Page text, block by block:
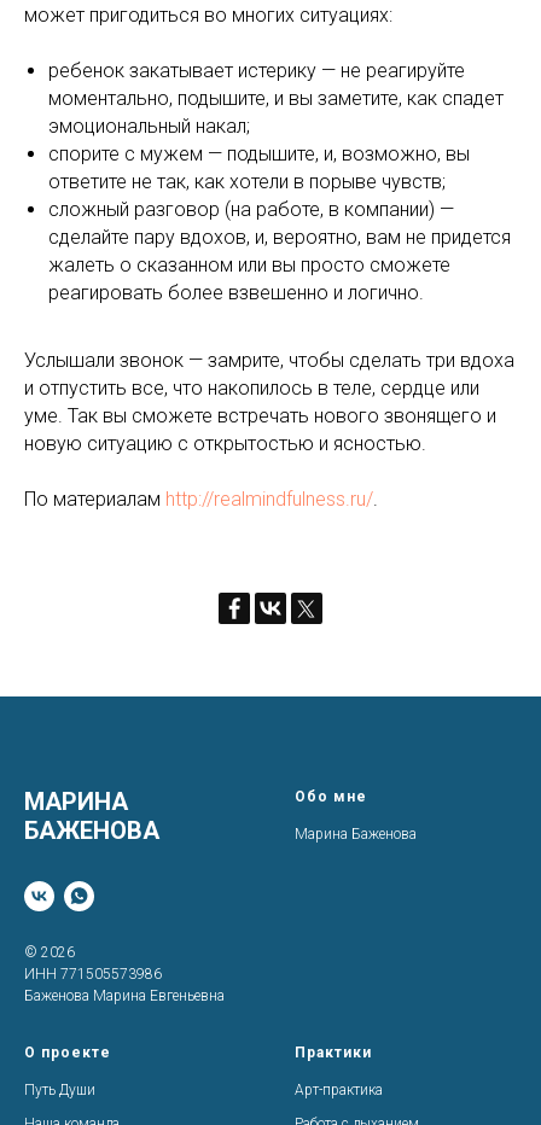
может пригодиться во многих ситуациях:
ребенок закатывает истерику — не реагируйте
моментально, подышите, и вы заметите, как спадет
эмоциональный накал;
спорите с мужем — подышите, и, возможно, вы
ответите не так, как хотели в порыве чувств;
сложный разговор (на работе, в компании) —
сделайте пару вдохов, и, вероятно, вам не придется
жалеть о сказанном или вы просто сможете
реагировать более взвешенно и логично.
Услышали звонок — замрите, чтобы сделать три вдоха
и отпустить все, что накопилось в теле, сердце или
уме. Так вы сможете встречать нового звонящего и
новую ситуацию с открытостью и ясностью.
По материалам http://realmindfulness.ru/.
МАРИНА
БАЖЕНОВА
© 2026
ИНН 771505573986
Баженова Марина Евгеньевна
Обо мне
Марина Баженова
О проекте
Путь Души
Практики
Арт-практика